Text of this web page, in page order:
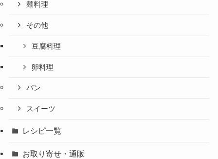
麺料理
その他
豆腐料理
卵料理
パン
スイーツ
レシピ一覧
お取り寄せ・通販